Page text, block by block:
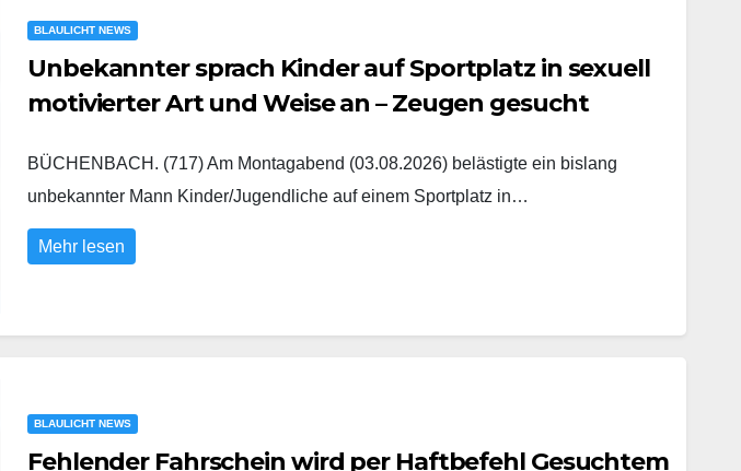
BLAULICHT NEWS
Unbekannter sprach Kinder auf Sportplatz in sexuell
motivierter Art und Weise an – Zeugen gesucht
BÜCHENBACH. (717) Am Montagabend (03.08.2026) belästigte ein bislang
unbekannter Mann Kinder/Jugendliche auf einem Sportplatz in…
Mehr lesen
BLAULICHT NEWS
Fehlender Fahrschein wird per Haftbefehl Gesuchtem